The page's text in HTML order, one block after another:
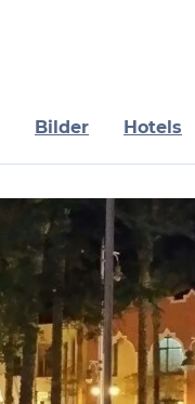
Bilder Hotels